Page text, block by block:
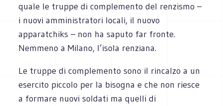
quale le truppe di complemento del renzismo –
i nuovi amministratori locali, il nuovo
apparatchiks – non ha saputo far fronte.
Nemmeno a Milano, l’isola renziana.
Le truppe di complemento sono il rincalzo a un
esercito piccolo per la bisogna e che non riesce
a formare nuovi soldati ma quelli di